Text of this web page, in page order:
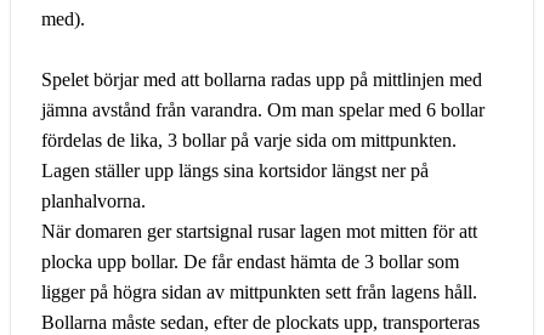
med).
Spelet börjar med att bollarna radas upp på mittlinjen med
jämna avstånd från varandra. Om man spelar med 6 bollar
fördelas de lika, 3 bollar på varje sida om mittpunkten.
Lagen ställer upp längs sina kortsidor längst ner på
planhalvorna.
När domaren ger startsignal rusar lagen mot mitten för att
plocka upp bollar. De får endast hämta de 3 bollar som
ligger på högra sidan av mittpunkten sett från lagens håll.
Bollarna måste sedan, efter de plockats upp, transporteras